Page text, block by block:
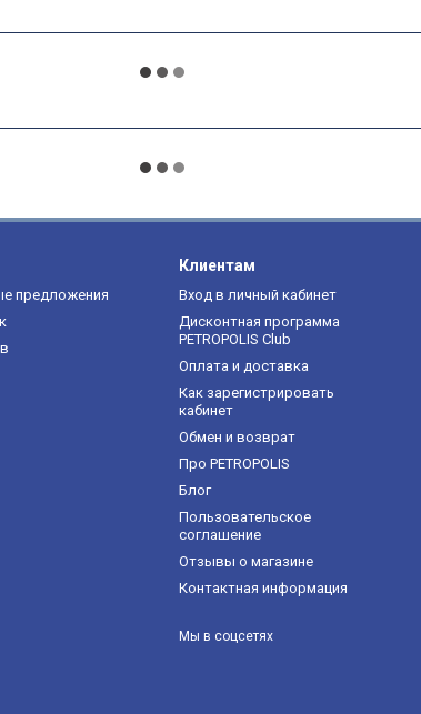
предложения
Клиентам
Вход в личный кабинет
Дисконтная программа
PETROPOLIS Club
Оплата и доставка
Как зарегистрировать
кабинет
Обмен и возврат
Про PETROPOLIS
Блог
Пользовательское
соглашение
Отзывы о магазине
Контактная информация
Мы в соцсетях